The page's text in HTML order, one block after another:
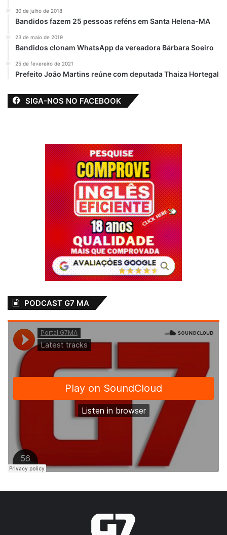
30 de julho de 2018
Bandidos fazem 25 pessoas reféns em Santa Helena-MA
23 de maio de 2019
Bandidos clonam WhatsApp da vereadora Bárbara Soeiro
25 de fevereiro de 2021
Prefeito João Martins reúne com deputada Thaiza Hortegal
SIGA-NOS NO FACEBOOK
PODCAST G7 MA